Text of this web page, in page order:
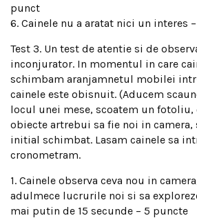
punct
6. Cainele nu a aratat nici un interes
Test 3. Un test de atentie si de
inconjurator. In momentul in care
schimbam aranjamnetul mobilei
cainele este obisnuit. (Aducem
locul unei mese, scoatem un fotoliu,
obiecte artrebui sa fie noi in camera,
initial schimbat. Lasam cainele sa
cronometram.
1. Cainele observa ceva nou in
adulmece lucrurile noi si sa
mai putin de 15 secunde – 5 puncte